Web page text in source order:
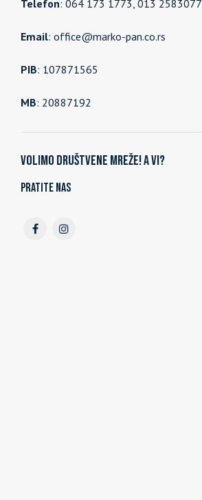
Telefon: 064 173 1773, 013 2583077
Email: office@marko-pan.co.rs
PIB: 107871565
MB: 20887192
Volimo društvene mreže! A vi?
Pratite nas